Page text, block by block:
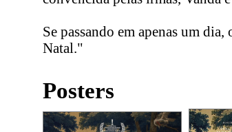
Se passando em apenas um
Natal."
Posters